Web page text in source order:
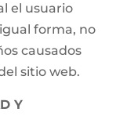
el usuario
forma, no
causados
sitio web.
Y